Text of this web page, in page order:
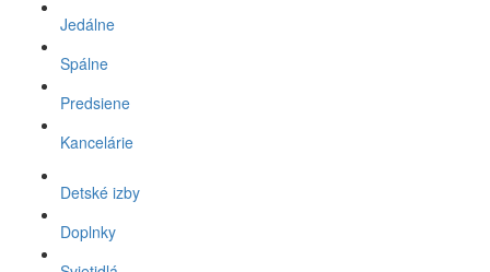
Jedálne
Spálne
Predsiene
Kancelárie
Detské izby
Doplnky